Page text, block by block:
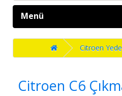
Menü
Citroen
Citroen C6